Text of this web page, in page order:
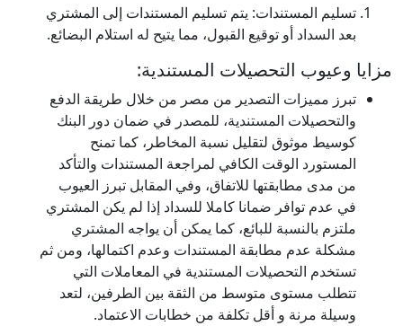
تسليم المستندات: يتم تسليم المستندات إلى المشتري
بعد السداد أو توقيع القبول، مما يتيح له استلام البضائع.
مزايا وعيوب التحصيلات المستندية:
تبرز مميزات التصدير من مصر من خلال طريقة الدفع
والتحصيلات المستندية، للمصدر في ضمان دور البنك
كوسيط موثوق لتقليل نسبة المخاطر، كما تمنح
المستورد الوقت الكافي لمراجعة المستندات والتأكد
من مدى مطابقتها للاتفاق، وفي المقابل تبرز العيوب
في عدم توافر ضمانا كاملا للسداد إذا لم يكن المشتري
ملتزم بالنسبة للبائع، كما يمكن أن يواجه المشتري
مشكلة عدم مطابقة المستندات وعدم اكتمالها، ومن ثم
تستخدم التحصيلات المستندية في المعاملات التي
تتطلب مستوى متوسط من الثقة بين الطرفين، لتعد
وسيلة مرنة و أقل تكلفة من خطابات الاعتماد.